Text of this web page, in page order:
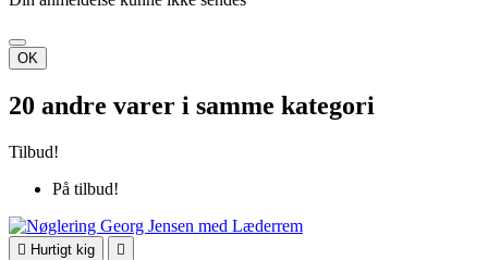
OK
20 andre varer i samme kategori
Tilbud!
På tilbud!
 Hurtigt kig 